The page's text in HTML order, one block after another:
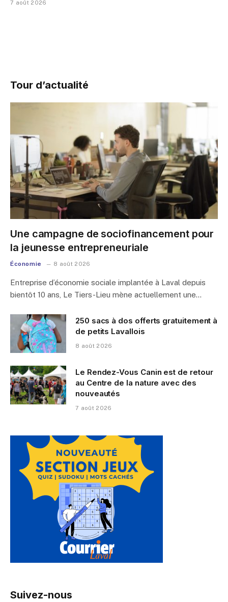
7 août 2026
Tour d’actualité
Une campagne de sociofinancement pour
la jeunesse entrepreneuriale
Économie 8 août 2026
Entreprise d’économie sociale implantée à Laval depuis
bientôt 10 ans, Le Tiers-Lieu mène actuellement une…
250 sacs à dos offerts gratuitement à
de petits Lavallois
8 août 2026
Le Rendez-Vous Canin est de retour
au Centre de la nature avec des
nouveautés
7 août 2026
Suivez-nous